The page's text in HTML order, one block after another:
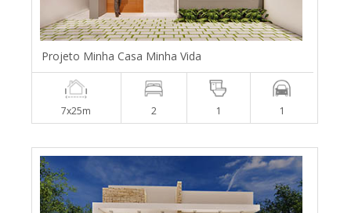
Projeto Minha Casa Minha Vida
7x25m 2 1 1